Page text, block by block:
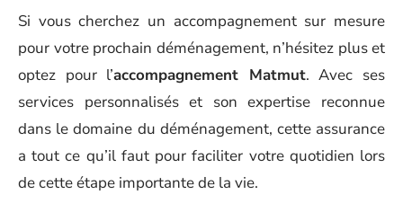
Si vous cherchez un accompagnement sur mesure
pour votre prochain déménagement, n’hésitez plus et
optez pour l’accompagnement Matmut. Avec ses
services personnalisés et son expertise reconnue
dans le domaine du déménagement, cette assurance
a tout ce qu’il faut pour faciliter votre quotidien lors
de cette étape importante de la vie.